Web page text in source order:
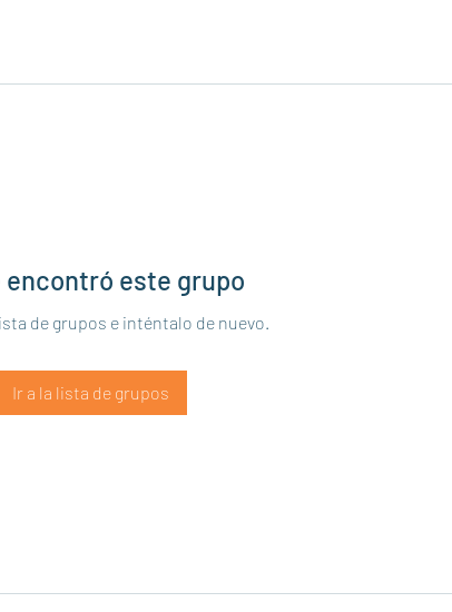
encontró este grupo
de grupos e inténtalo de nuevo.
Ir a la lista de grupos